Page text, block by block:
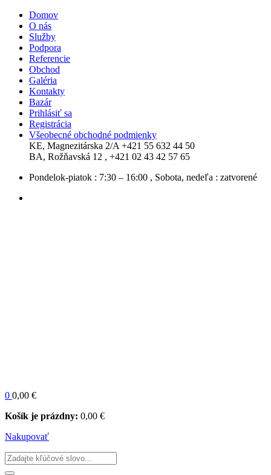
Domov
O nás
Služby
Podpora
Referencie
Obchod
Galéria
Kontakty
Bazár
Prihlásiť sa
Registrácia
Všeobecné obchodné podmienky
KE, Magnezitárska 2/A +421 55 632 44 50
BA, Rožňavská 12 , +421 02 43 42 57 65
Pondelok-piatok : 7:30 – 16:00 , Sobota, nedeľa : zatvorené
0 0,00 €
Košík je prázdny: 0,00 €
Nakupovať